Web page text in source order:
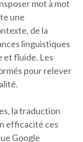
mot à mot
une
de la
linguistiques
et fluide. Les
pour relever
la traduction
efficacité ces
Google